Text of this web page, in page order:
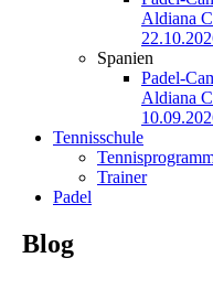
Aldiana
Spanien
Padel-
Aldiana
Tennisschule
Trainer
Padel
Blog